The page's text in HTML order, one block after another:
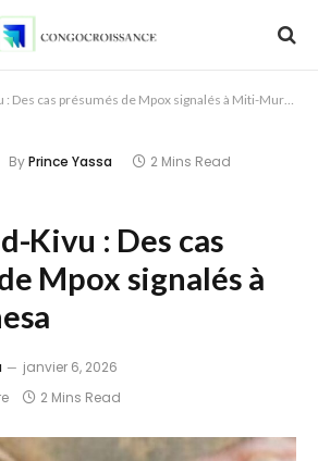
Des cas présumés de Mpox signalés à Miti-Murhesa
ByPrince Yassa
2 Mins Read
Kivu : Des cas
Mpox signalés à
janvier 6, 2026
2 Mins Read